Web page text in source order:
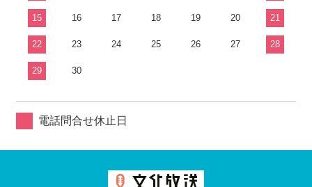
15 16 17 18 19 20 21
22 23 24 25 26 27 28
29 30
電話問合せ休止日